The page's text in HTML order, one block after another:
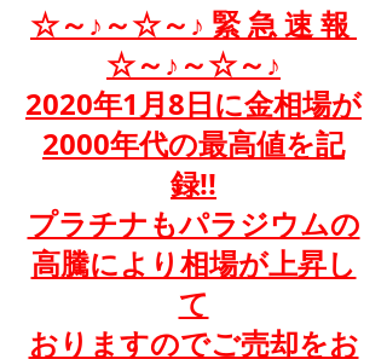
☆～♪～☆～♪ 緊 急 速 報
☆～♪～☆～♪
2020年1月8日に金相場が
2000年代の最高値を記
録!!
プラチナもパラジウムの
高騰により相場が上昇し
て
おりますのでご売却をお